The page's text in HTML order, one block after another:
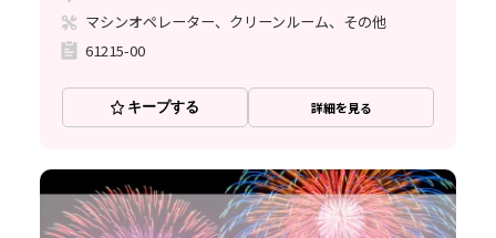
マシンオペレーター、クリーンルーム、その他
61215-00
キープする 詳細を見る